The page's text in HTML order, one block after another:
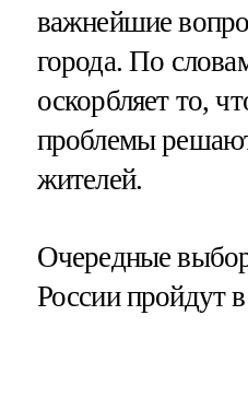
важнейшие
города. По
оскорбляет то,
проблемы
жителей.
Очередные
России пройдут